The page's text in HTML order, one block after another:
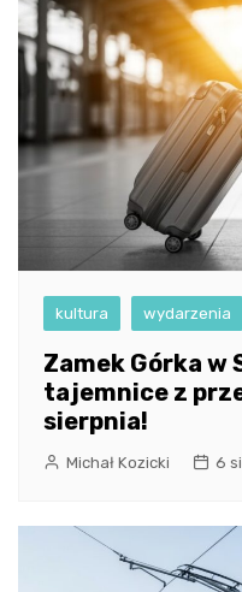
kultura wydarzenia
Zamek Górka w
tajemnice z
sierpnia!
Michał Kozicki 6